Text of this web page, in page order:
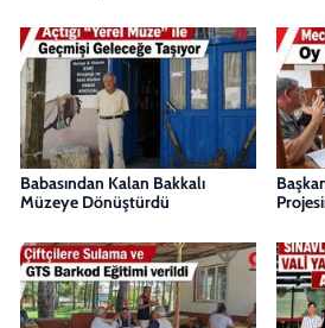
Babasından Kalan Bakkalı
Müzeye Dönüştürdü